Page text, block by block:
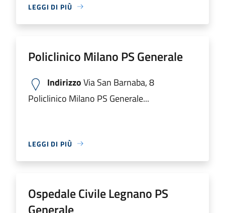
LEGGI DI PIÙ
Policlinico Milano PS Generale
IndirizzoVia San Barnaba, 8
Policlinico Milano PS Generale...
LEGGI DI PIÙ
Ospedale Civile Legnano PS
Generale